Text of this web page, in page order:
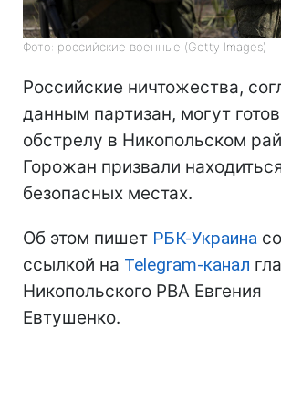
Фото: российские военные (Getty Images)
Российские ничтожества,
данным партизан, могут
обстрелу в Никопольском
Горожан призвали
безопасных местах.
Об этом пишет РБК-Украина со
ссылкой на Telegram-канал
Никопольского РВА Евгения
Евтушенко.